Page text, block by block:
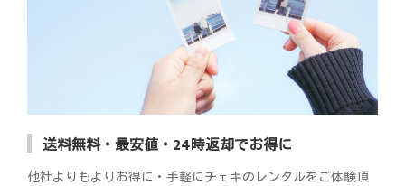
送料無料・最安値・24時返却でお得に
他社よりもよりお得に・手軽にチェキのレンタルをご体験頂